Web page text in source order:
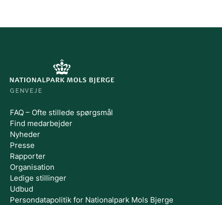
GENVEJE
FAQ – Ofte stillede spørgsmål
Find medarbejder
Nyheder
Presse
Rapporter
Organisation
Ledige stillinger
Udbud
Persondatapolitik for Nationalpark Mols Bjerge